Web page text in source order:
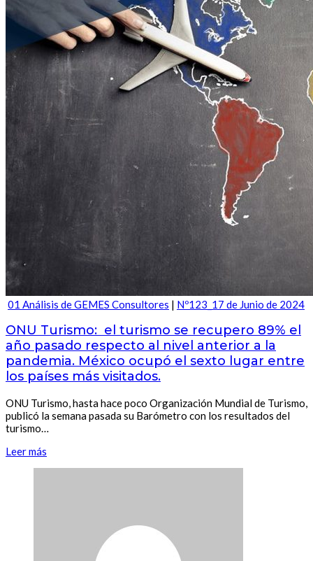
01 Análisis de GEMES Consultores | Nº123_17 de Junio de 2024
ONU Turismo: el turismo se recupero 89% el
año pasado respecto al nivel anterior a la
pandemia. México ocupó el sexto lugar entre
los países más visitados.
ONU Turismo, hasta hace poco Organización Mundial de Turismo,
publicó la semana pasada su Barómetro con los resultados del
turismo…
Leer más